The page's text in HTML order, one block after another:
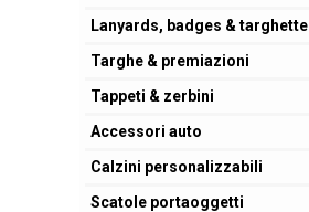
Lanyards, badges & targhette
Targhe & premiazioni
Tappeti & zerbini
Accessori auto
Calzini personalizzabili
Scatole portaoggetti